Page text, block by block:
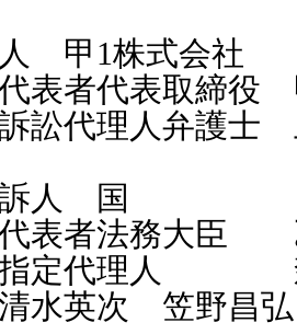
甲1株式会社
表者代表取締役
訟代理人弁護
人 国
表者法務大臣
定代理人 森
水英次 笠野昌弘